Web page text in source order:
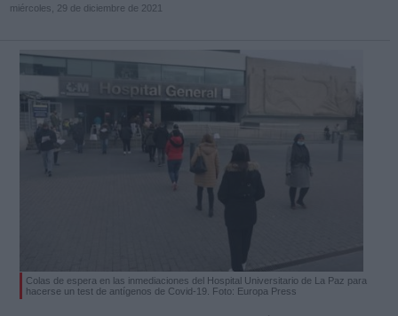
miércoles, 29 de diciembre de 2021
Colas de espera en las inmediaciones del Hospital Universitario de La Paz para
hacerse un test de antígenos de Covid-19. Foto: Europa Press